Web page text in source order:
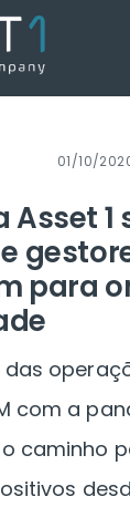
01/10/
1
para
com a
caminho